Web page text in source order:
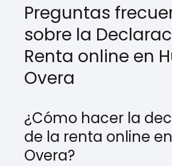
Preguntas
sobre la
Renta online en
Overa
¿Cómo hacer la
de la renta online
Overa?